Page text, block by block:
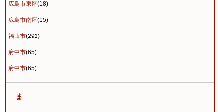
広島市東区(18)
広島市南区(15)
福山市(292)
府中市(65)
府中市(65)
ま